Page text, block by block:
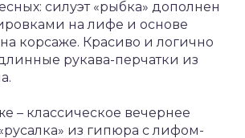
силуэт «рыбка» дополнен
на лифе и основе
на корсаже. Красиво и логично
рукава-перчатки из
– классическое вечернее
из гипюра с лифом-